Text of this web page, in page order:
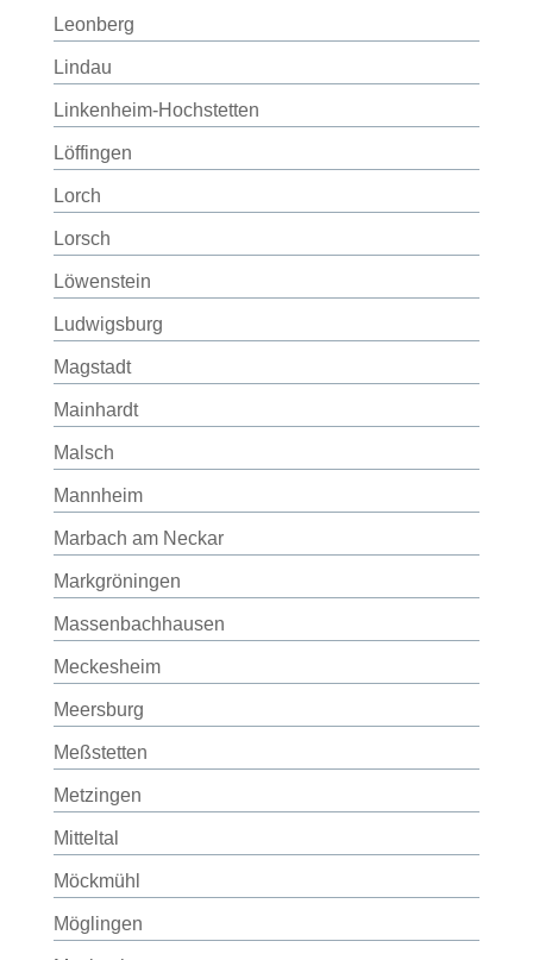
Leonberg
Lindau
Linkenheim-Hochstetten
Löffingen
Lorch
Lorsch
Löwenstein
Ludwigsburg
Magstadt
Mainhardt
Malsch
Mannheim
Marbach am Neckar
Markgröningen
Massenbachhausen
Meckesheim
Meersburg
Meßstetten
Metzingen
Mitteltal
Möckmühl
Möglingen